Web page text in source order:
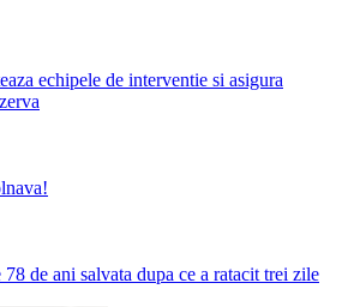
echipele de interventie si asigura
de ani salvata dupa ce a ratacit trei zile